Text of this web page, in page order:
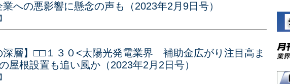
への悪影響に懸念の声も（2023年2月9日号）
深層】□□１３０<太陽光発電業界 補助金広がり注目高ま
根設置も追い風か（2023年2月2日号）